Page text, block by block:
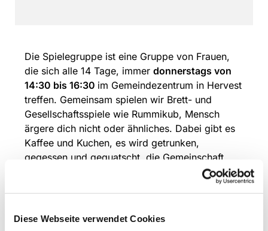
Diese Webseite verwendet Cookies
Die Spielegruppe ist eine Gruppe von Frauen,
die sich alle 14 Tage, immer donnerstags von
14:30 bis 16:30 im Gemeindezentrum in Hervest
treffen. Gemeinsam spielen wir Brett- und
Gesellschaftsspiele wie Rummikub, Mensch
ärgere dich nicht oder ähnliches. Dabei gibt es
Kaffee und Kuchen, es wird getrunken,
gegessen und gequatscht, die Gemeinschaft
steht im Vordergrund. Bei Interesse melden Sie